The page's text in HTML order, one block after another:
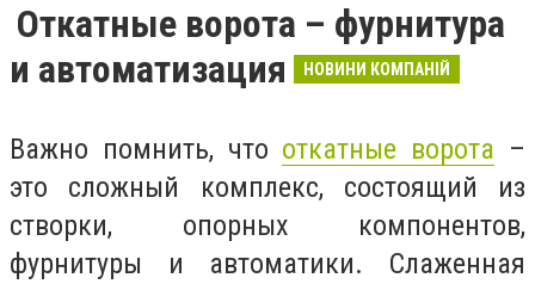
Откатные ворота – фурнитура
и автоматизация
НОВИНИ КОМПАНІЙ
Важно помнить, что откатные ворота –
это сложный комплекс, состоящий из
створки, опорных компонентов,
фурнитуры и автоматики. Слаженная